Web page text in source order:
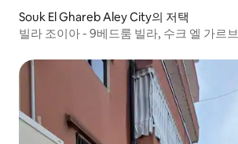
Souk El Ghareb Aley City의 저택
빌라 조이아 - 9베드룸 빌라, 수크 엘 가르브